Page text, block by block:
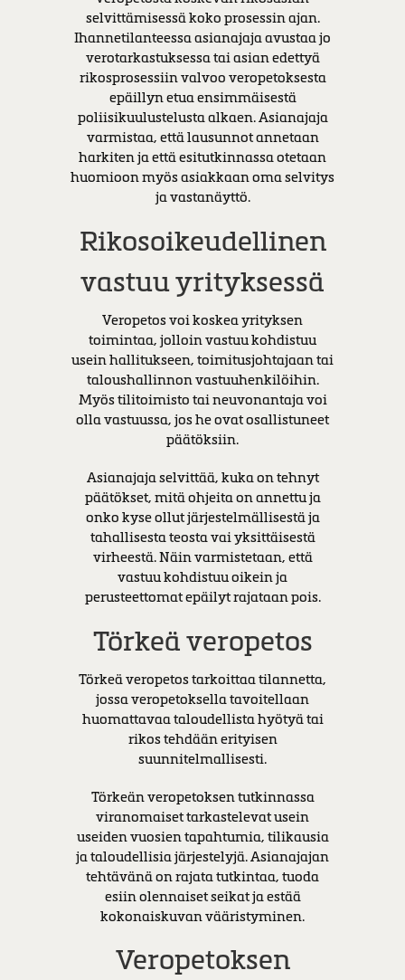
selvittämisessä koko prosessin ajan.
Ihannetilanteessa asianajaja avustaa jo
verotarkastuksessa tai asian edettyä
rikosprosessiin valvoo veropetoksesta
epäillyn etua ensimmäisestä
poliisikuulustelusta alkaen. Asianajaja
varmistaa, että lausunnot annetaan
harkiten ja että esitutkinnassa otetaan
huomioon myös asiakkaan oma selvitys
ja vastanäyttö.
Rikosoikeudellinen
vastuu yrityksessä
Veropetos voi koskea yrityksen
toimintaa, jolloin vastuu kohdistuu
usein hallitukseen, toimitusjohtajaan tai
taloushallinnon vastuuhenkilöihin.
Myös tilitoimisto tai neuvonantaja voi
olla vastuussa, jos he ovat osallistuneet
päätöksiin.
Asianajaja selvittää, kuka on tehnyt
päätökset, mitä ohjeita on annettu ja
onko kyse ollut järjestelmällisestä ja
tahallisesta teosta vai yksittäisestä
virheestä. Näin varmistetaan, että
vastuu kohdistuu oikein ja
perusteettomat epäilyt rajataan pois.
Törkeä veropetos
Törkeä veropetos tarkoittaa tilannetta,
jossa veropetoksella tavoitellaan
huomattavaa taloudellista hyötyä tai
rikos tehdään erityisen
suunnitelmallisesti.
Törkeän veropetoksen tutkinnassa
viranomaiset tarkastelevat usein
useiden vuosien tapahtumia, tilikausia
ja taloudellisia järjestelyjä. Asianajajan
tehtävänä on rajata tutkintaa, tuoda
esiin olennaiset seikat ja estää
kokonaiskuvan vääristyminen.
Veropetoksen